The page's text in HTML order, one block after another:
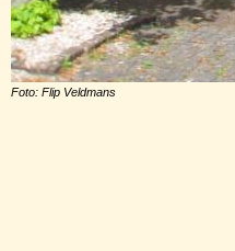
Foto: Flip Veldmans